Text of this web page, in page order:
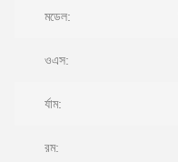
মডেল:
ওএস:
র্যাম:
রম: